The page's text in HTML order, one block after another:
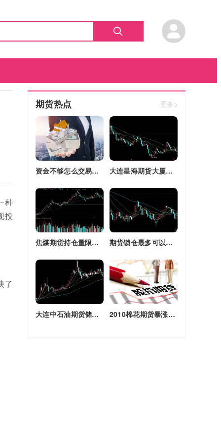
种
投
了
期货热点 更多>
资金不够怎么交易股指期货(资金不够怎么交易股指期货呢) 大连星海期货大厦四区改建(大连星海广场期货大厦)
焦煤期货持仓量限额(焦煤期货持仓量限额是多少) 期货锁仓最多可以多长时间(期货锁仓最多可以多长时间卖出)
大连中石油期货储备库(大连原油期货) 2010棉花期货暴涨原因(2010棉花期货暴涨原因是什么)